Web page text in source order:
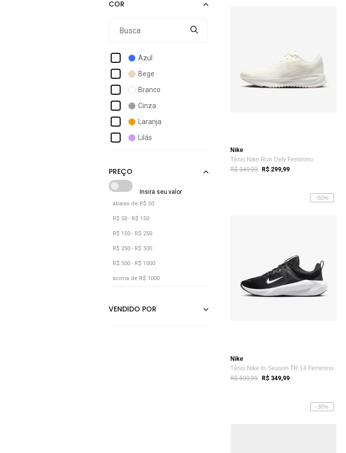
Br Sports
Azul
Bege
Branco
Cinza
Laranja
Lilás
Preto
Rosa
Roxo
Verde
Vermelho
Vinho
abaixo de R$ 50
R$ 50 - R$ 150
R$ 150 - R$ 250
R$ 250 - R$ 500
R$ 500 - R$ 1000
acima de R$ 1000
Nike
Tênis Nike Run Defy Feminino
R$ 349,99 R$ 299,99
-50%
Nike
Tênis Nike In-Season TR 14 Feminino
R$ 699,99 R$ 349,99
-30%